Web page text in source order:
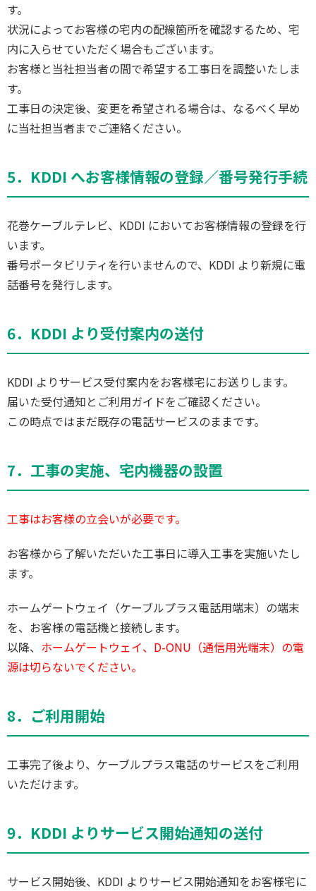
す。
状況によってお客様の宅内の配線箇所を確認するため、宅
内に入らせていただく場合もございます。
お客様と当社担当者の間で希望する工事日を調整いたしま
す。
工事日の決定後、変更を希望される場合は、なるべく早め
に当社担当者までご連絡ください。
5．KDDI へお客様情報の登録／番号発行手続
花巻ケーブルテレビ、KDDI においてお客様情報の登録を行
います。
番号ポータビリティを行いませんので、KDDI より新規に電
話番号を発行します。
6．KDDI より受付案内の送付
KDDI よりサービス受付案内をお客様宅にお送りします。
届いた受付通知とご利用ガイドをご確認ください。
この時点ではまだ既存の電話サービスのままです。
7．工事の実施、宅内機器の設置
工事はお客様の立会いが必要です。
お客様から了解いただいた工事日に導入工事を実施いたし
ます。
ホームゲートウェイ（ケーブルプラス電話用端末）の端末
を、お客様の電話機と接続します。
以降、 ホームゲートウェイ、D-ONU（通信用光端末）の電
源は切らないでください。
8．ご利用開始
工事完了後より、ケーブルプラス電話のサービスをご利用
いただけます。
9．KDDI よりサービス開始通知の送付
サービス開始後、KDDI よりサービス開始通知をお客様宅に